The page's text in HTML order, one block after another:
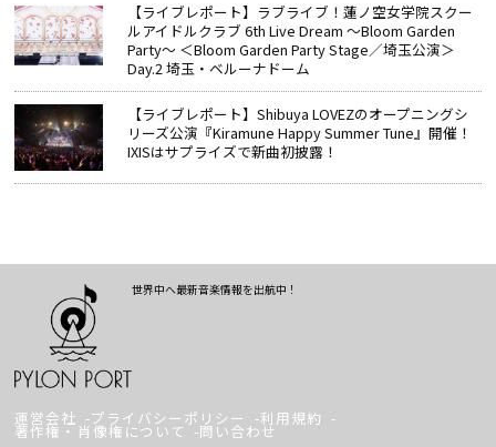
【ライブレポート】ラブライブ！蓮ノ空女学院スクー
ルアイドルクラブ 6th Live Dream ～Bloom Garden
Party～ ＜Bloom Garden Party Stage／埼玉公演＞
Day.2 埼玉・ベルーナドーム
【ライブレポート】Shibuya LOVEZのオープニングシ
リーズ公演『Kiramune Happy Summer Tune』開催！
IXISはサプライズで新曲初披露！
世界中へ最新音楽情報を出航中！
運営会社 プライバシーポリシー 利用規約
著作権・肖像権について 問い合わせ